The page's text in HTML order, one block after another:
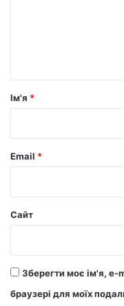
рІм'я *
Email *
Сайт
Зберегти моє ім'я, e-
браузері для моїх